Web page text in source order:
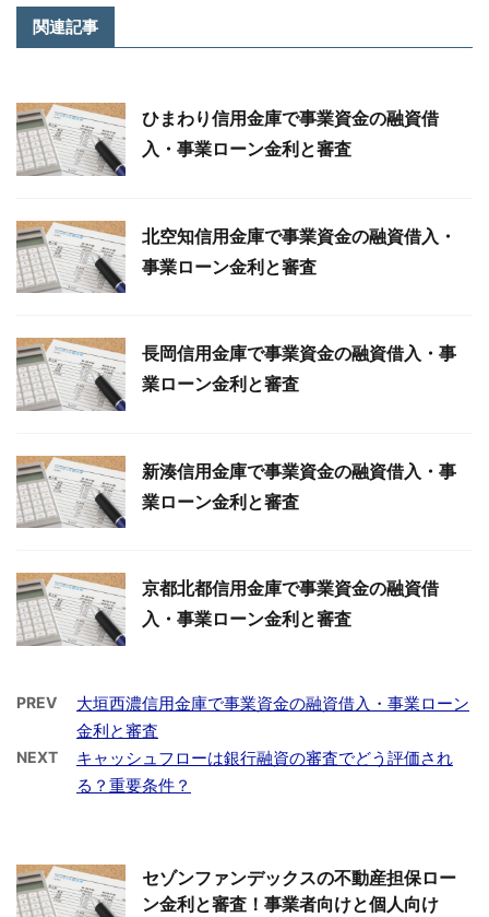
関連記事
ひまわり信用金庫で事業資金の融資借
入・事業ローン金利と審査
北空知信用金庫で事業資金の融資借入・
事業ローン金利と審査
長岡信用金庫で事業資金の融資借入・事
業ローン金利と審査
新湊信用金庫で事業資金の融資借入・事
業ローン金利と審査
京都北都信用金庫で事業資金の融資借
入・事業ローン金利と審査
PREV
大垣西濃信用金庫で事業資金の融資借入・事業ローン
金利と審査
NEXT
キャッシュフローは銀行融資の審査でどう評価され
る？重要条件？
セゾンファンデックスの不動産担保ロー
ン金利と審査！事業者向けと個人向け